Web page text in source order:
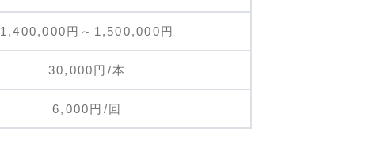
1,400,000円～1,500,000円
30,000円/本
6,000円/回